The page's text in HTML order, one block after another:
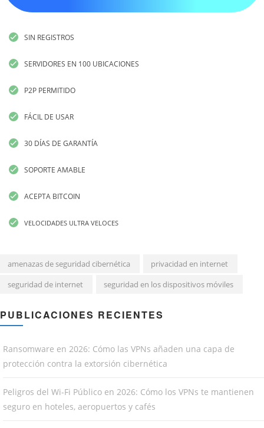
SIN REGISTROS
SERVIDORES EN 100 UBICACIONES
P2P PERMITIDO
FÁCIL DE USAR
30 DÍAS DE GARANTÍA
SOPORTE AMABLE
ACEPTA BITCOIN
VELOCIDADES ULTRA VELOCES
amenazas de seguridad cibernética
privacidad en internet
seguridad de internet
seguridad en los dispositivos móviles
PUBLICACIONES RECIENTES
Ransomware en 2026: Cómo las VPNs añaden una capa de
protección contra la extorsión cibernética
Peligros del Wi-Fi Público en 2026: Cómo los VPNs te mantienen
seguro en hoteles, aeropuertos y cafés